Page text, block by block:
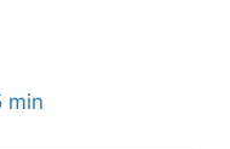
min